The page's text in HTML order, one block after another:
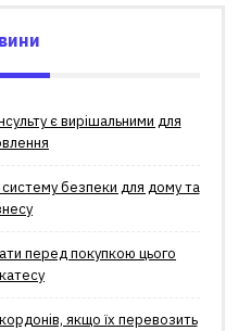
є вирішальними для
безпеки для дому та
перед покупкою цього
якщо їх перевозить